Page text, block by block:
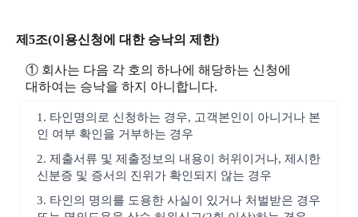
제5조(이용신청에 대한 승낙의 제한)
① 회사는 다음 각 호의 하나에 해당하는 신청에
대하여는 승낙을 하지 아니합니다.
1. 타인명의로 신청하는 경우, 고객본인이 아니거나 본
인 여부 확인을 거부하는 경우
2. 제출서류 및 제출정보의 내용이 허위이거나, 제시한
신분증 및 증서의 진위가 확인되지 않는 경우
3. 타인의 명의를 도용한 사실이 있거나 처벌받은 경우